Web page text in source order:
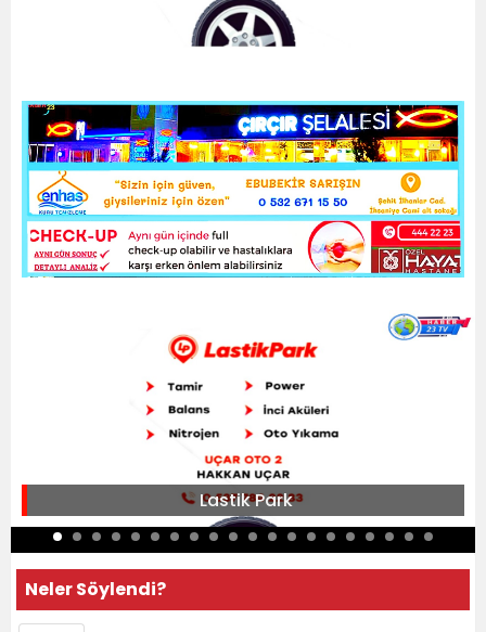
Lastik Park
Neler Söylendi?